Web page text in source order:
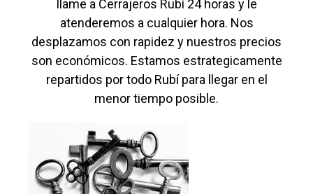
llame a Cerrajeros Rubí 24 horas y le
atenderemos a cualquier hora. Nos
desplazamos con rapidez y nuestros precios
son económicos. Estamos estrategicamente
repartidos por todo Rubí para llegar en el
menor tiempo posible.